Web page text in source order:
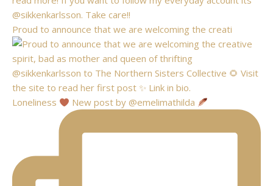
Proud to announce that we are welcoming the creati
Loneliness New post by @emelimathilda